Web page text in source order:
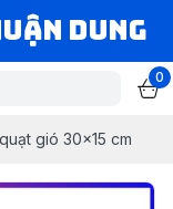
DUNG
0
gió 30x15 cm